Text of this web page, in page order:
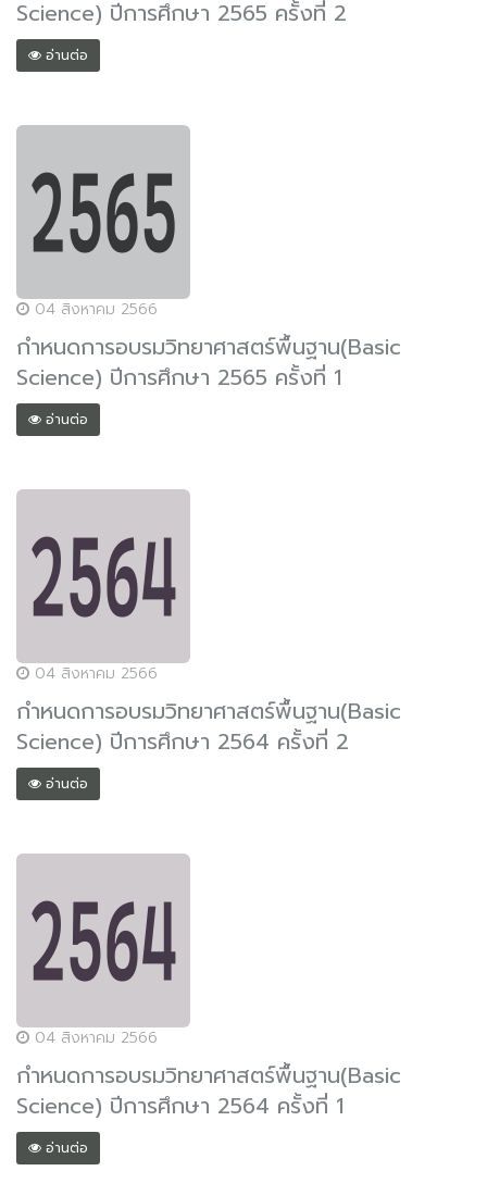
Science) ปีการศึกษา 2565 ครั้งที่ 2
อ่านต่อ
04 สิงหาคม 2566
กำหนดการอบรมวิทยาศาสตร์พื้นฐาน(Basic
Science) ปีการศึกษา 2565 ครั้งที่ 1
อ่านต่อ
04 สิงหาคม 2566
กำหนดการอบรมวิทยาศาสตร์พื้นฐาน(Basic
Science) ปีการศึกษา 2564 ครั้งที่ 2
อ่านต่อ
04 สิงหาคม 2566
กำหนดการอบรมวิทยาศาสตร์พื้นฐาน(Basic
Science) ปีการศึกษา 2564 ครั้งที่ 1
อ่านต่อ